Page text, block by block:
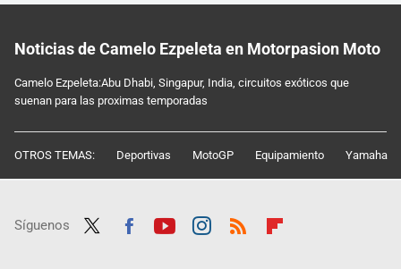
Noticias de Camelo Ezpeleta en Motorpasion Moto
Camelo Ezpeleta:Abu Dhabi, Singapur, India, circuitos exóticos que
suenan para las proximas temporadas
OTROS TEMAS: Deportivas MotoGP Equipamiento Yamaha
Síguenos